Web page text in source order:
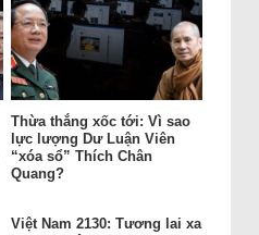
Thừa thắng xốc tới: Vì sao
lực lượng Dư Luận Viên
“xóa sổ” Thích Chân
Quang?
Việt Nam 2130: Tương lai xa